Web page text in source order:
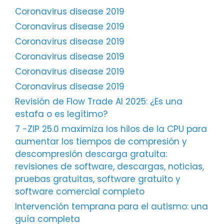
Coronavirus disease 2019
Coronavirus disease 2019
Coronavirus disease 2019
Coronavirus disease 2019
Coronavirus disease 2019
Coronavirus disease 2019
Revisión de Flow Trade AI 2025: ¿Es una
estafa o es legítimo?
7 -ZIP 25.0 maximiza los hilos de la CPU para
aumentar los tiempos de compresión y
descompresión descarga gratuita:
revisiones de software, descargas, noticias,
pruebas gratuitas, software gratuito y
software comercial completo
Intervención temprana para el autismo: una
guía completa